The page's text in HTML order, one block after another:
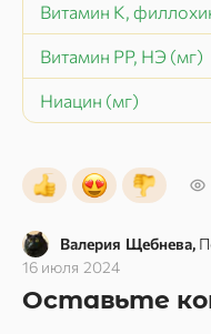
Витамин К,
Витамин РР, НЭ (мг)
Ниацин (мг)
Валерия Щебнева,
16 июля 2024
Оставьте